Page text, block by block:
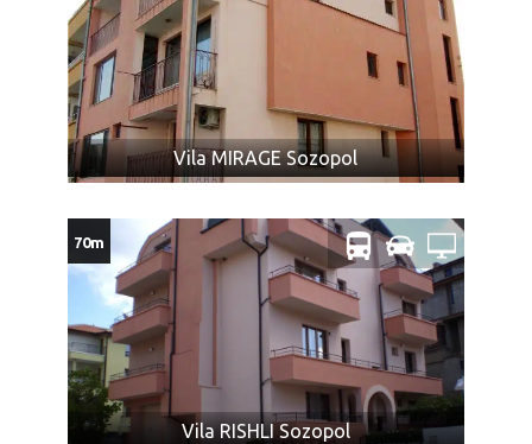
Vila MIRAGE Sozopol
Vila RISHLI Sozopol
70m